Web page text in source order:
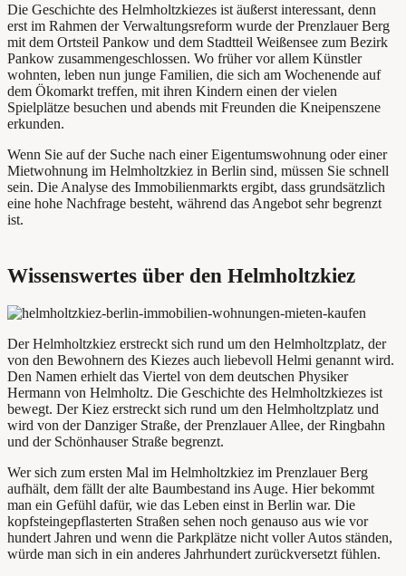
Die Geschichte des Helmholtzkiezes ist äußerst interessant, denn
erst im Rahmen der Verwaltungsreform wurde der Prenzlauer Berg
mit dem Ortsteil Pankow und dem Stadtteil Weißensee zum Bezirk
Pankow zusammengeschlossen. Wo früher vor allem Künstler
wohnten, leben nun junge Familien, die sich am Wochenende auf
dem Ökomarkt treffen, mit ihren Kindern einen der vielen
Spielplätze besuchen und abends mit Freunden die Kneipenszene
erkunden.
Wenn Sie auf der Suche nach einer Eigentumswohnung oder einer
Mietwohnung im Helmholtzkiez in Berlin sind, müssen Sie schnell
sein. Die Analyse des Immobilienmarkts ergibt, dass grundsätzlich
eine hohe Nachfrage besteht, während das Angebot sehr begrenzt
ist.
Wissenswertes über den Helmholtzkiez
Der Helmholtzkiez erstreckt sich rund um den Helmholtzplatz, der
von den Bewohnern des Kiezes auch liebevoll Helmi genannt wird.
Den Namen erhielt das Viertel von dem deutschen Physiker
Hermann von Helmholtz. Die Geschichte des Helmholtzkiezes ist
bewegt. Der Kiez erstreckt sich rund um den Helmholtzplatz und
wird von der Danziger Straße, der Prenzlauer Allee, der Ringbahn
und der Schönhauser Straße begrenzt.
Wer sich zum ersten Mal im Helmholtzkiez im Prenzlauer Berg
aufhält, dem fällt der alte Baumbestand ins Auge. Hier bekommt
man ein Gefühl dafür, wie das Leben einst in Berlin war. Die
kopfsteingepflasterten Straßen sehen noch genauso aus wie vor
hundert Jahren und wenn die Parkplätze nicht voller Autos ständen,
würde man sich in ein anderes Jahrhundert zurückversetzt fühlen.